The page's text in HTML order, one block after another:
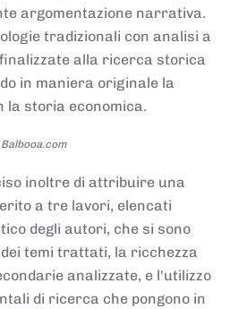
argomentazione narrativa.
tradizionali con analisi a
alla ricerca storica
in maniera originale la
la storia economica.
inoltre di attribuire una
a tre lavori, elencati
degli autori, che si sono
temi trattati, la ricchezza
analizzate, e l'utilizzo
di ricerca che pongono in